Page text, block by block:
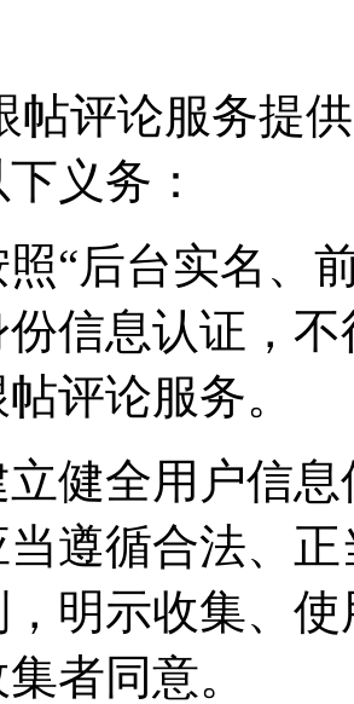
帖评论服务提
义务：
照“后台实名、
信息认证，
评论服务。
立健全用户信
当遵循合法、
明示收集、
者同意。